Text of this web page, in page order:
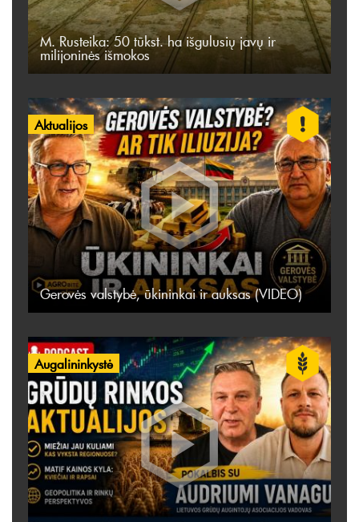
M. Rusteika: 50 tūkst. ha išgulusių javų ir
milijoninės išmokos
Aktualijos
Gerovės valstybė, ūkininkai ir auksas (VIDEO)
Augalininkystė